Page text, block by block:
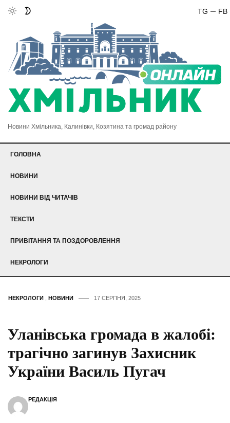
FB
TG
Новини Хмільника, Калинівки, Козятина та громад району
ГОЛОВНА
НОВИНИ
НОВИНИ ВІД ЧИТАЧІВ
ТЕКСТИ
ПРИВІТАННЯ ТА ПОЗДОРОВЛЕННЯ
НЕКРОЛОГИ
НЕКРОЛОГИ НОВИНИ 17 СЕРПНЯ, 2025
Уланівська громада в жалобі:
трагічно загинув Захисник
України Василь Пугач
РЕДАКЦІЯ